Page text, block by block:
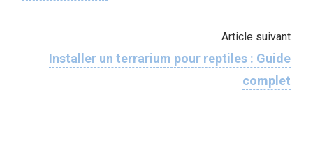
Article suivant
Installer un terrarium pour reptiles : Guide
complet